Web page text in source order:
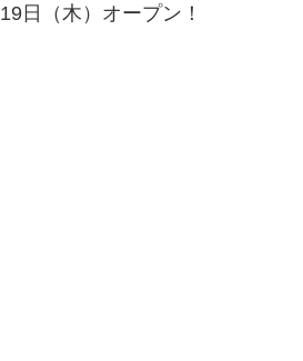
日（木）オープン！